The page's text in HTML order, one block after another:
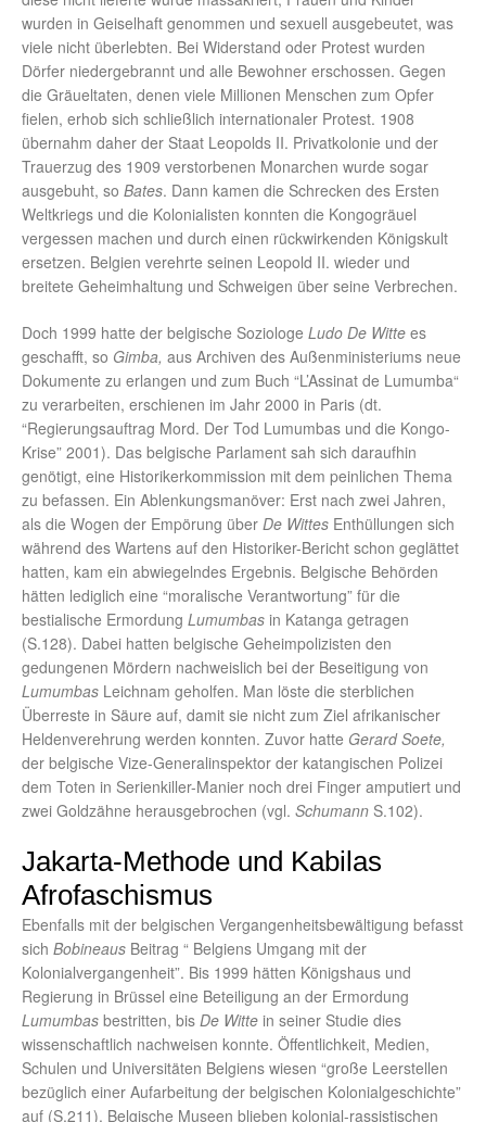
wurden in Geiselhaft genommen und sexuell ausgebeutet, was
viele nicht überlebten. Bei Widerstand oder Protest wurden
Dörfer niedergebrannt und alle Bewohner erschossen. Gegen
die Gräueltaten, denen viele Millionen Menschen zum Opfer
fielen, erhob sich schließlich internationaler Protest. 1908
übernahm daher der Staat Leopolds II. Privatkolonie und der
Trauerzug des 1909 verstorbenen Monarchen wurde sogar
ausgebuht, so Bates. Dann kamen die Schrecken des Ersten
Weltkriegs und die Kolonialisten konnten die Kongogräuel
vergessen machen und durch einen rückwirkenden Königskult
ersetzen. Belgien verehrte seinen Leopold II. wieder und
breitete Geheimhaltung und Schweigen über seine Verbrechen.
Doch 1999 hatte der belgische Soziologe Ludo De Witte es
geschafft, so Gimba, aus Archiven des Außenministeriums neue
Dokumente zu erlangen und zum Buch “L’Assinat de Lumumba“
zu verarbeiten, erschienen im Jahr 2000 in Paris (dt.
“Regierungsauftrag Mord. Der Tod Lumumbas und die Kongo-
Krise” 2001). Das belgische Parlament sah sich daraufhin
genötigt, eine Historikerkommission mit dem peinlichen Thema
zu befassen. Ein Ablenkungsmanöver: Erst nach zwei Jahren,
als die Wogen der Empörung über De Wittes Enthüllungen sich
während des Wartens auf den Historiker-Bericht schon geglättet
hatten, kam ein abwiegelndes Ergebnis. Belgische Behörden
hätten lediglich eine “moralische Verantwortung” für die
bestialische Ermordung Lumumbas in Katanga getragen
(S.128). Dabei hatten belgische Geheimpolizisten den
gedungenen Mördern nachweislich bei der Beseitigung von
Lumumbas Leichnam geholfen. Man löste die sterblichen
Überreste in Säure auf, damit sie nicht zum Ziel afrikanischer
Heldenverehrung werden konnten. Zuvor hatte Gerard Soete,
der belgische Vize-Generalinspektor der katangischen Polizei
dem Toten in Serienkiller-Manier noch drei Finger amputiert und
zwei Goldzähne herausgebrochen (vgl. Schumann S.102).
Jakarta-Methode und Kabilas
Afrofaschismus
Ebenfalls mit der belgischen Vergangenheitsbewältigung befasst
sich Bobineaus Beitrag “ Belgiens Umgang mit der
Kolonialvergangenheit”. Bis 1999 hätten Königshaus und
Regierung in Brüssel eine Beteiligung an der Ermordung
Lumumbas bestritten, bis De Witte in seiner Studie dies
wissenschaftlich nachweisen konnte. Öffentlichkeit, Medien,
Schulen und Universitäten Belgiens wiesen “große Leerstellen
bezüglich einer Aufarbeitung der belgischen Kolonialgeschichte”
auf (S.211). Belgische Museen blieben kolonial-rassistischen